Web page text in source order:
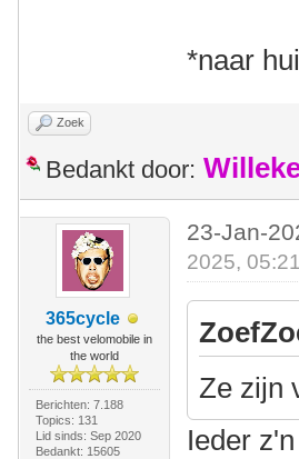
*naar
Zoek
Bedankt door:
365cycle
the best velomobile in
the world
Berichten: 7.188
Topics: 131
Lid sinds: Sep 2020
Bedankt: 15605
23-Jan-
2025,
Ze zijn
Ieder